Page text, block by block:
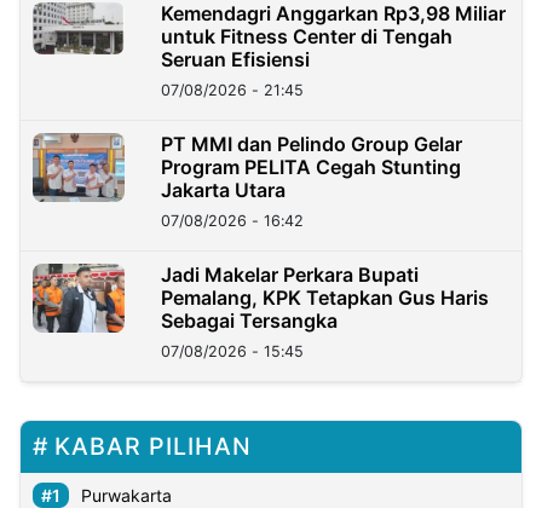
Kemendagri Anggarkan Rp3,98 Miliar
untuk Fitness Center di Tengah
Seruan Efisiensi
07/08/2026 - 21:45
PT MMI dan Pelindo Group Gelar
Program PELITA Cegah Stunting
Jakarta Utara
07/08/2026 - 16:42
Jadi Makelar Perkara Bupati
Pemalang, KPK Tetapkan Gus Haris
Sebagai Tersangka
07/08/2026 - 15:45
KABAR PILIHAN
Purwakarta